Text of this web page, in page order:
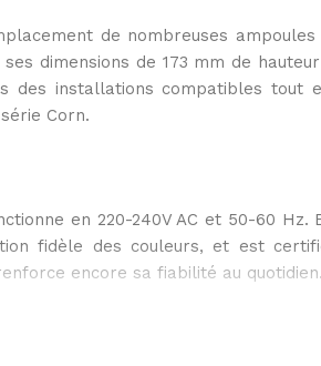
de nombreuses ampoules
dimensions de 173 mm de
des installations compatibles tout
Corn.
en 220-240V AC et 50-60 Hz.
fidèle des couleurs, et est
encore sa fiabilité au quotidien.